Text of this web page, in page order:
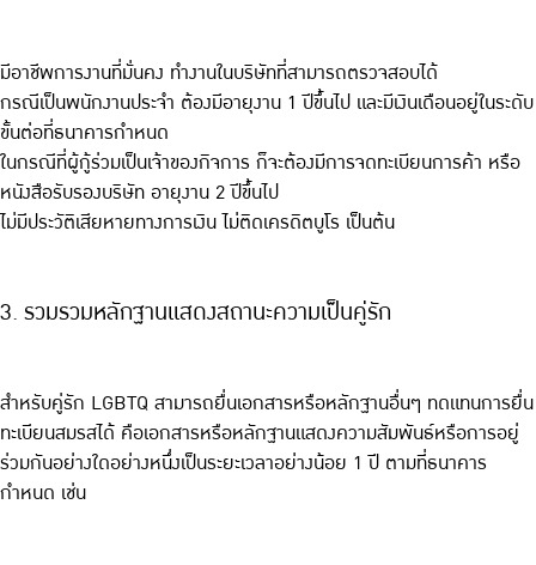
มีอาชีพการงานที่มั่นคง ทำงานในบริษัทที่สามารถตรวจสอบได้
กรณีเป็นพนักงานประจำ ต้องมีอายุงาน 1 ปีขึ้นไป และมีเงินเดือนอยู่ในระดับ
ขั้นต่อที่ธนาคารกำหนด
ในกรณีที่ผู้กู้ร่วมเป็นเจ้าของกิจการ ก็จะต้องมีการจดทะเบียนการค้า หรือ
หนังสือรับรองบริษัท อายุงาน 2 ปีขึ้นไป
ไม่มีประวัติเสียหายทางการเงิน ไม่ติดเครดิตบูโร เป็นต้น
3. รวมรวมหลักฐานแสดงสถานะความเป็นคู่รัก
สำหรับคู่รัก LGBTQ สามารถยื่นเอกสารหรือหลักฐานอื่นๆ ทดแทนการยื่น
ทะเบียนสมรสได้ คือเอกสารหรือหลักฐานแสดงความสัมพันธ์หรือการอยู่
ร่วมกันอย่างใดอย่างหนึ่งเป็นระยะเวลาอย่างน้อย 1 ปี ตามที่ธนาคาร
กำหนด เช่น